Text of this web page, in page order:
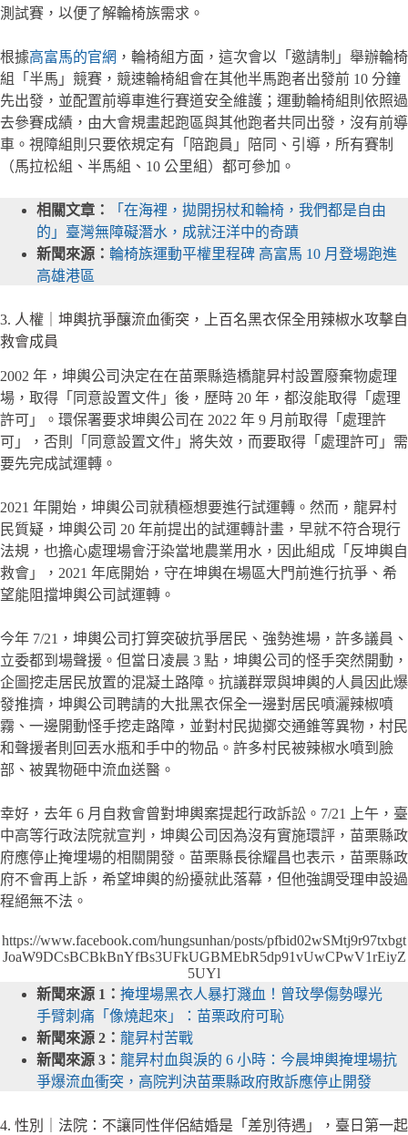
測試賽，以便了解輪椅族需求。
根據高富馬的官網 ，輪椅組方面，這次會以「邀請制」舉辦輪椅
組「半馬」競賽，競速輪椅組會在其他半馬跑者出發前 10 分鐘
先出發，並配置前導車進行賽道安全維護；運動輪椅組則依照過
去參賽成績，由大會規畫起跑區與其他跑者共同出發，沒有前導
車。視障組則只要依規定有「陪跑員」陪同、引導，所有賽制
（馬拉松組、半馬組、10 公里組）都可參加。
相關文章：
「在海裡，拋開拐杖和輪椅，我們都是自由
的」臺灣無障礙潛水，成就汪洋中的奇蹟
新聞來源： 輪椅族運動平權里程碑 高富馬 10 月登場跑進
高雄港區
3. 人權｜坤輿抗爭釀流血衝突，上百名黑衣保全用辣椒水攻擊自
救會成員
2002 年，坤輿公司決定在在苗栗縣造橋龍昇村設置廢棄物處理
場，取得「同意設置文件」後，歷時 20 年，都沒能取得「處理
許可」。環保署要求坤輿公司在 2022 年 9 月前取得「處理許
可」，否則「同意設置文件」將失效，而要取得「處理許可」需
要先完成試運轉。
2021 年開始，坤輿公司就積極想要進行試運轉。然而，龍昇村
民質疑，坤輿公司 20 年前提出的試運轉計畫，早就不符合現行
法規，也擔心處理場會汙染當地農業用水，因此組成「反坤輿自
救會」，2021 年底開始，守在坤輿在場區大門前進行抗爭、希
望能阻擋坤輿公司試運轉。
今年 7/21，坤輿公司打算突破抗爭居民、強勢進場，許多議員、
立委都到場聲援。但當日凌晨 3 點，坤輿公司的怪手突然開動，
企圖挖走居民放置的混凝土路障。抗議群眾與坤輿的人員因此爆
發推擠，坤輿公司聘請的大批黑衣保全一邊對居民噴灑辣椒噴
霧、一邊開動怪手挖走路障，並對村民拋擲交通錐等異物，村民
和聲援者則回丟水瓶和手中的物品。許多村民被辣椒水噴到臉
部、被異物砸中流血送醫。
幸好，去年 6 月自救會曾對坤輿案提起行政訴訟。7/21 上午，臺
中高等行政法院就宣判，坤輿公司因為沒有實施環評，苗栗縣政
府應停止掩埋場的相關開發。苗栗縣長徐耀昌也表示，苗栗縣政
府不會再上訴，希望坤輿的紛擾就此落幕，但他強調受理申設過
程絕無不法。
https://www.facebook.com/hungsunhan/posts/pfbid02wSMtj9r97txbgt
JoaW9DCsBCBkBnYfBs3UFkUGBMEbR5dp91vUwCPwV1rEiyZ
5UYl
新聞來源 1： 掩埋場黑衣人暴打濺血！曾玟學傷勢曝光
手臂刺痛「像燒起來」：苗栗政府可恥
新聞來源 2： 龍昇村苦戰
新聞來源 3： 龍昇村血與淚的 6 小時：今晨坤輿掩埋場抗
爭爆流血衝突，高院判決苗栗縣政府敗訴應停止開發
4. 性別｜法院：不讓同性伴侶結婚是「差別待遇」，臺日第一起